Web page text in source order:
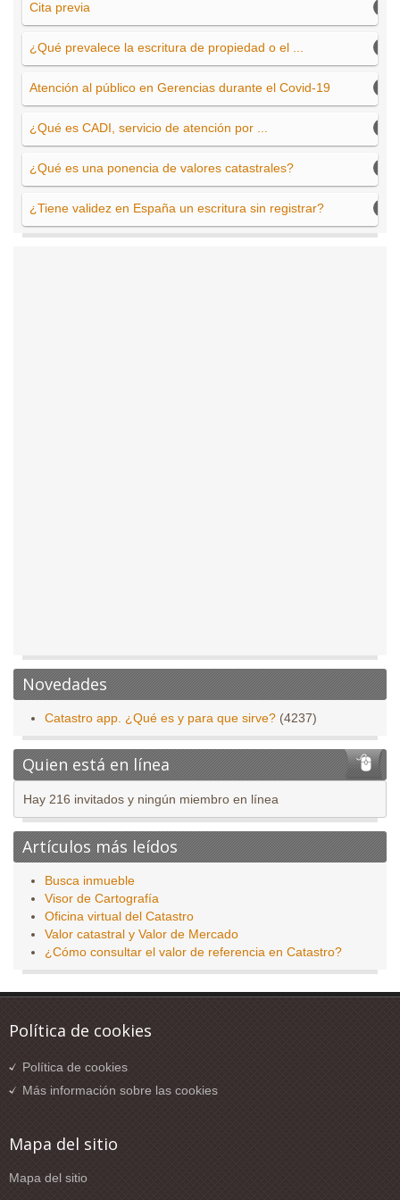
Cita previa
¿Qué prevalece la escritura de propiedad o el ...
Atención al público en Gerencias durante el Covid-19
¿Qué es CADI, servicio de atención por ...
¿Qué es una ponencia de valores catastrales?
¿Tiene validez en España un escritura sin registrar?
Novedades
Catastro app. ¿Qué es y para que sirve? (4237)
Quien está en línea
Hay 216 invitados y ningún miembro en línea
Artículos más leídos
Busca inmueble
Visor de Cartografía
Oficina virtual del Catastro
Valor catastral y Valor de Mercado
¿Cómo consultar el valor de referencia en Catastro?
Política de cookies
Política de cookies
Más información sobre las cookies
Mapa del sitio
Mapa del sitio